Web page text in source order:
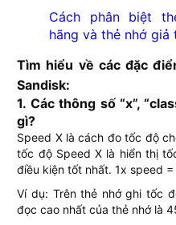
Cách phân biệt
hãng và thẻ nhớ giả
Tìm hiểu về các đặc
Sandisk:
1. Các thông số “x”,
gì?
Speed X là cách đo tốc độ
tốc độ Speed X là hiển thị
điều kiện tốt nhất. 1x speed =
Ví dụ: Trên thẻ nhớ ghi tốc
đọc cao nhất của thẻ nhớ là